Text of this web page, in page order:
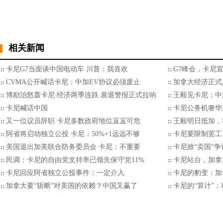
相关新闻
卡尼G7当面谈中国电动车 川普：我喜欢
G7峰会，卡尼
CVMA公开喊话卡尼：中加EV协议必须废止
加拿大经济正
博励治怒轰卡尼 经济两季连跌 衰退警报正式拉响
王毅见卡尼：
卡尼喊话中国
卡尼公务机奢
又一位议员辞职 卡尼多数政府地位岌岌可危
王毅明日抵加
阿省将启动独立公投 卡尼：50%+1远远不够
卡尼要限制罢
美国退出加美联合防务委员会 卡尼：不重要
卡尼掀“卖国”
民调：卡尼的自由党支持率已领先保守党11%
卡尼站台，加
卡尼回应阿省独立公投事件：一定介入
卡尼的豹变：
加拿大要“斩断”对美国的依赖？中国又赢了
卡尼的“算计”